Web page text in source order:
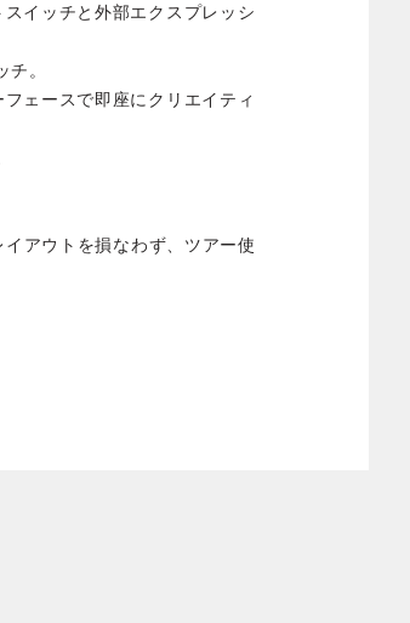
イッチと外部エクスプレッシ
。
ェースで即座にクリエイティ
アウトを損なわず、ツアー使